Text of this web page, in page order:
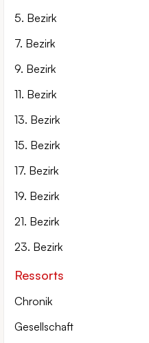
5. Bezirk
7. Bezirk
9. Bezirk
11. Bezirk
13. Bezirk
15. Bezirk
17. Bezirk
19. Bezirk
21. Bezirk
23. Bezirk
Ressorts
Chronik
Gesellschaft